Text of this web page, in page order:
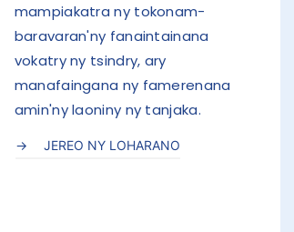
mampiakatra ny tokonam-
baravaran'ny fanaintainana
vokatry ny tsindry, ary
manafaingana ny famerenana
amin'ny laoniny ny tanjaka.
JEREO NY LOHARANO